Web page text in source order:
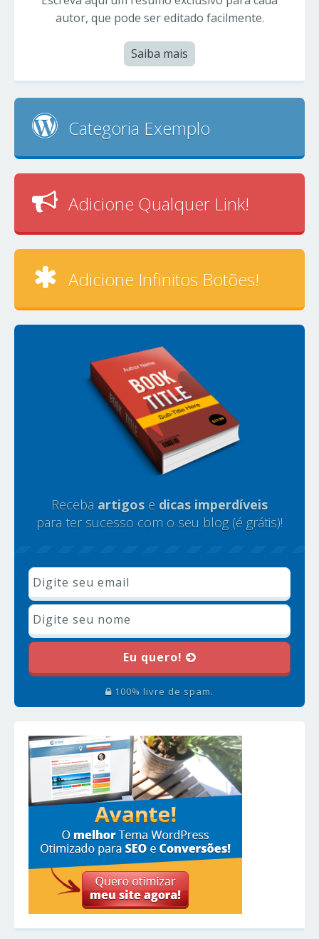
autor, que pode ser editado facilmente.
Saiba mais
Categoria Exemplo
Adicione Qualquer Link!
Adicione Infinitos Botões!
Receba artigos e dicas imperdíveis
para ter sucesso com o seu blog (é grátis)!
Eu quero!
100% livre de spam.